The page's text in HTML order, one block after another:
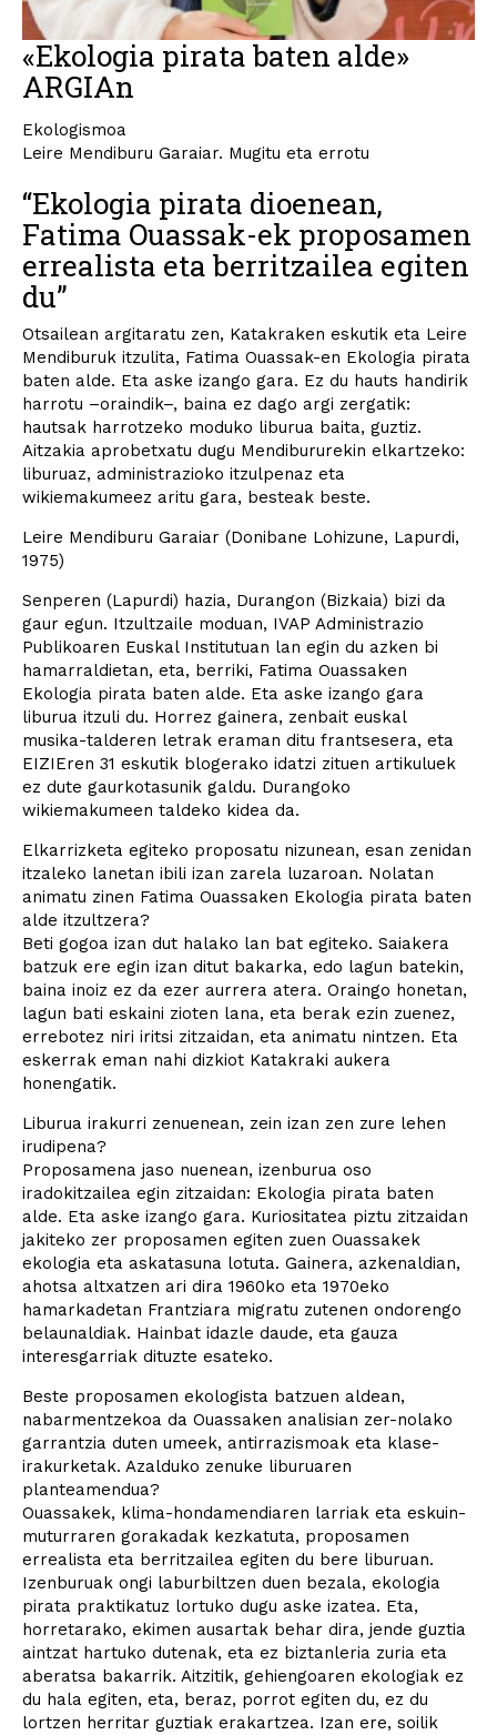
«Ekologia pirata baten alde»
ARGIAn
Ekologismoa
Leire Mendiburu Garaiar. Mugitu eta errotu
“Ekologia pirata dioenean,
Fatima Ouassak-ek proposamen
errealista eta berritzailea egiten
du”
Otsailean argitaratu zen, Katakraken eskutik eta Leire
Mendiburuk itzulita, Fatima Ouassak-en Ekologia pirata
baten alde. Eta aske izango gara. Ez du hauts handirik
harrotu –oraindik–, baina ez dago argi zergatik:
hautsak harrotzeko moduko liburua baita, guztiz.
Aitzakia aprobetxatu dugu Mendibururekin elkartzeko:
liburuaz, administrazioko itzulpenaz eta
wikiemakumeez aritu gara, besteak beste.
Leire Mendiburu Garaiar (Donibane Lohizune, Lapurdi,
1975)
Senperen (Lapurdi) hazia, Durangon (Bizkaia) bizi da
gaur egun. Itzultzaile moduan, IVAP Administrazio
Publikoaren Euskal Institutuan lan egin du azken bi
hamarraldietan, eta, berriki, Fatima Ouassaken
Ekologia pirata baten alde. Eta aske izango gara
liburua itzuli du. Horrez gainera, zenbait euskal
musika-talderen letrak eraman ditu frantsesera, eta
EIZIEren 31 eskutik blogerako idatzi zituen artikuluek
ez dute gaurkotasunik galdu. Durangoko
wikiemakumeen taldeko kidea da.
Elkarrizketa egiteko proposatu nizunean, esan zenidan
itzaleko lanetan ibili izan zarela luzaroan. Nolatan
animatu zinen Fatima Ouassaken Ekologia pirata baten
alde itzultzera?
Beti gogoa izan dut halako lan bat egiteko. Saiakera
batzuk ere egin izan ditut bakarka, edo lagun batekin,
baina inoiz ez da ezer aurrera atera. Oraingo honetan,
lagun bati eskaini zioten lana, eta berak ezin zuenez,
errebotez niri iritsi zitzaidan, eta animatu nintzen. Eta
eskerrak eman nahi dizkiot Katakraki aukera
honengatik.
Liburua irakurri zenuenean, zein izan zen zure lehen
irudipena?
Proposamena jaso nuenean, izenburua oso
iradokitzailea egin zitzaidan: Ekologia pirata baten
alde. Eta aske izango gara. Kuriositatea piztu zitzaidan
jakiteko zer proposamen egiten zuen Ouassakek
ekologia eta askatasuna lotuta. Gainera, azkenaldian,
ahotsa altxatzen ari dira 1960ko eta 1970eko
hamarkadetan Frantziara migratu zutenen ondorengo
belaunaldiak. Hainbat idazle daude, eta gauza
interesgarriak dituzte esateko.
Beste proposamen ekologista batzuen aldean,
nabarmentzekoa da Ouassaken analisian zer-nolako
garrantzia duten umeek, antirrazismoak eta klase-
irakurketak. Azalduko zenuke liburuaren
planteamendua?
Ouassakek, klima-hondamendiaren larriak eta eskuin-
muturraren gorakadak kezkatuta, proposamen
errealista eta berritzailea egiten du bere liburuan.
Izenburuak ongi laburbiltzen duen bezala, ekologia
pirata praktikatuz lortuko dugu aske izatea. Eta,
horretarako, ekimen ausartak behar dira, jende guztia
aintzat hartuko dutenak, eta ez biztanleria zuria eta
aberatsa bakarrik. Aitzitik, gehiengoaren ekologiak ez
du hala egiten, eta, beraz, porrot egiten du, ez du
lortzen herritar guztiak erakartzea. Izan ere, soilik